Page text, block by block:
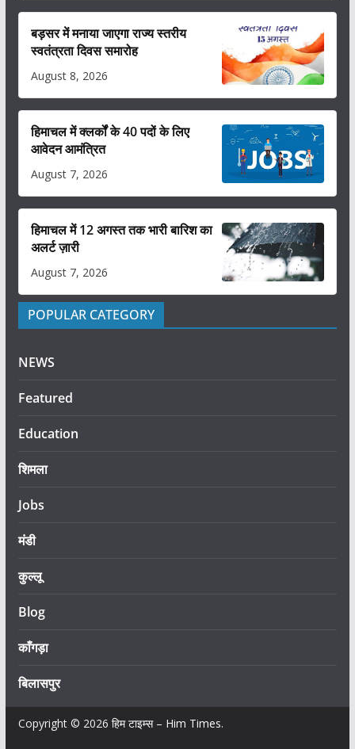
बड़सर में मनाया जाएगा राज्य स्तरीय
स्वतंत्रता दिवस समारोह
August 8, 2026
हिमाचल में क्लर्कों के 40 पदों के लिए
आवेदन आमंत्रित
August 7, 2026
हिमाचल में 12 अगस्त तक भारी बारिश का
अलर्ट ज़ारी
August 7, 2026
POPULAR CATEGORY
NEWS
Featured
Education
शिमला
Jobs
मंडी
कुल्लू
Blog
काँगड़ा
बिलासपुर
Copyright © 2026 हिम टाइम्स – Him Times.